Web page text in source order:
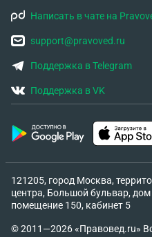
Написать в чате на
support@pravoved.ru
Поддержка в Telegram
Поддержка в VK
121205, город Москва,
центра, Большой бульвар, дом
помещение 150, кабинет 5
© 2011—2026 «Правовед.ru»